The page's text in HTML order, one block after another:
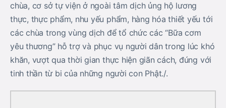
chùa, cơ sở tự viện ở ngoài tâm dịch ủng hộ lương
thực, thực phẩm, nhu yếu phẩm, hàng hóa thiết yếu tới
các chùa trong vùng dịch để tổ chức các “Bữa cơm
yêu thương” hỗ trợ và phục vụ người dân trong lúc khó
khăn, vượt qua thời gian thực hiện giãn cách, đúng với
tinh thần từ bi của những người con Phật./.